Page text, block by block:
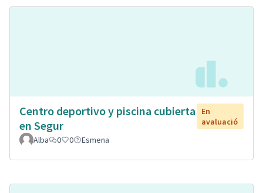
Centro deportivo y piscina cubierta
en Segur
En
avaluació
Alba
0 0 Esmena